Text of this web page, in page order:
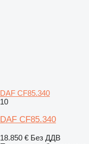
DAF CF85.340
10
DAF CF85.340
18.850 € Без ДДВ